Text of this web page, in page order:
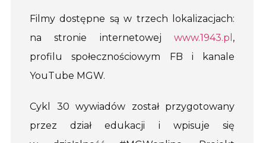
Filmy dostępne są w trzech lokalizacjach:
na stronie internetowejwww.1943.pl ,
profilu społecznościowym FB i kanale
YouTube MGW.
Cykl 30 wywiadów został przygotowany
przez dział edukacji i wpisuje się